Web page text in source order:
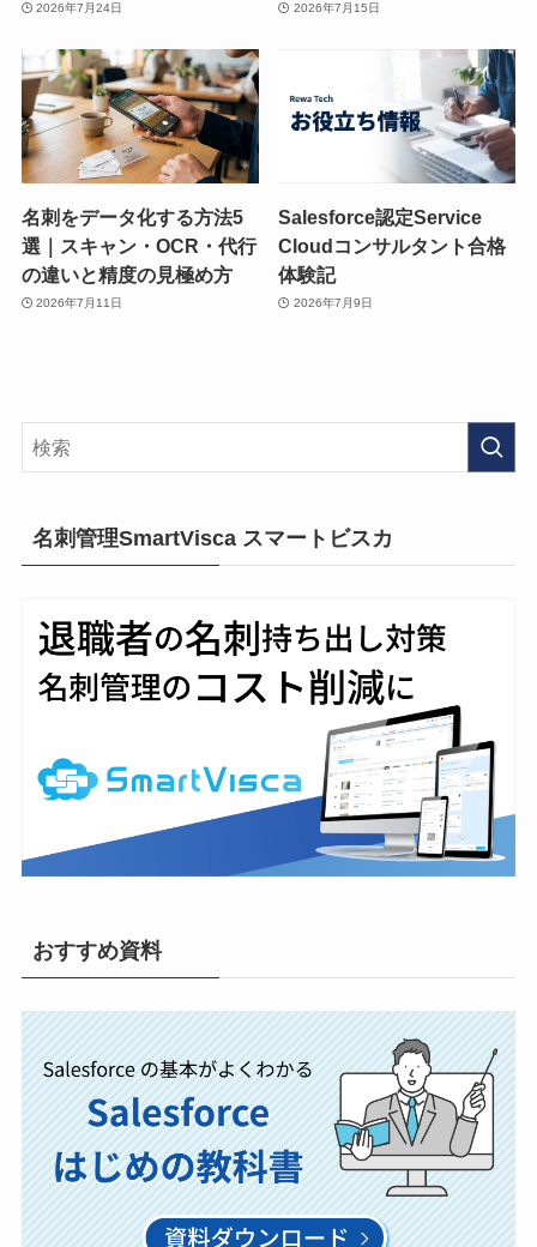
2026年7月24日 2026年7月15日
名刺をデータ化する方法5
選｜スキャン・OCR・代行
の違いと精度の見極め方
2026年7月11日
Salesforce認定Service
Cloudコンサルタント合格
体験記
2026年7月9日
名刺管理SmartVisca スマートビスカ
おすすめ資料